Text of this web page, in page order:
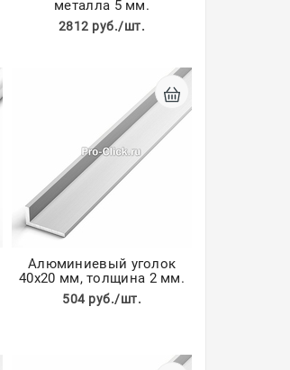
металла 5 мм.
2812 руб./шт.
Алюминиевый уголок
40х20 мм, толщина 2 мм.
504 руб./шт.